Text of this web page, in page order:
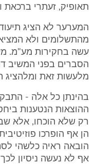
תאופיק, זעתרי ברכאת
המערער לא הציג
מהתשלומים ולא
עשה בחקירות מע"מ.
הסברים בפני המשיב
מלעשות זאת ומלהציג
בהינתן כל אלה -
ההוצאות הנטענות
רק שלא הוכחו, אלא
הן אף הופרכו
הובאה ראיה כלשהי
אף לא נעשה ניסיון